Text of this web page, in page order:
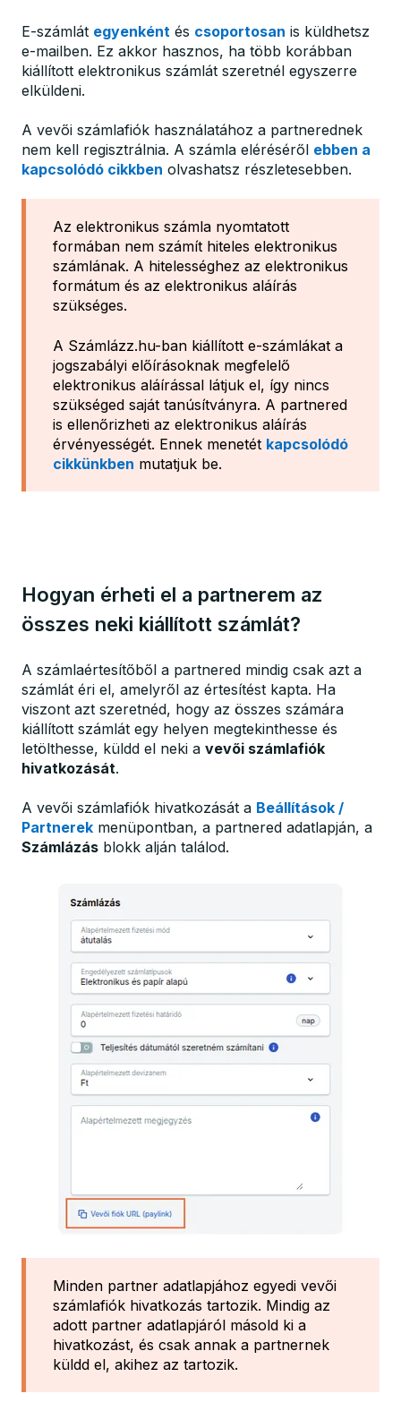
E-számlát egyenként és csoportosan is küldhetsz
e-mailben. Ez akkor hasznos, ha több korábban
kiállított elektronikus számlát szeretnél egyszerre
elküldeni.
A vevői számlafiók használatához a partnerednek
nem kell regisztrálnia. A számla eléréséről ebben a
kapcsolódó cikkben olvashatsz részletesebben.
Az elektronikus számla nyomtatott
formában nem számít hiteles elektronikus
számlának. A hitelességhez az elektronikus
formátum és az elektronikus aláírás
szükséges.
A Számlázz.hu-ban kiállított e-számlákat a
jogszabályi előírásoknak megfelelő
elektronikus aláírással látjuk el, így nincs
szükséged saját tanúsítványra. A partnered
is ellenőrizheti az elektronikus aláírás
érvényességét. Ennek menetét kapcsolódó
cikkünkben mutatjuk be.
Hogyan érheti el a partnerem az
összes neki kiállított számlát?
A számlaértesítőből a partnered mindig csak azt a
számlát éri el, amelyről az értesítést kapta. Ha
viszont azt szeretnéd, hogy az összes számára
kiállított számlát egy helyen megtekinthesse és
letölthesse, küldd el neki a vevői számlafiók
hivatkozását.
A vevői számlafiók hivatkozását a Beállítások /
Partnerek menüpontban, a partnered adatlapján, a
Számlázás blokk alján találod.
Minden partner adatlapjához egyedi vevői
számlafiók hivatkozás tartozik. Mindig az
adott partner adatlapjáról másold ki a
hivatkozást, és csak annak a partnernek
küldd el, akihez az tartozik.